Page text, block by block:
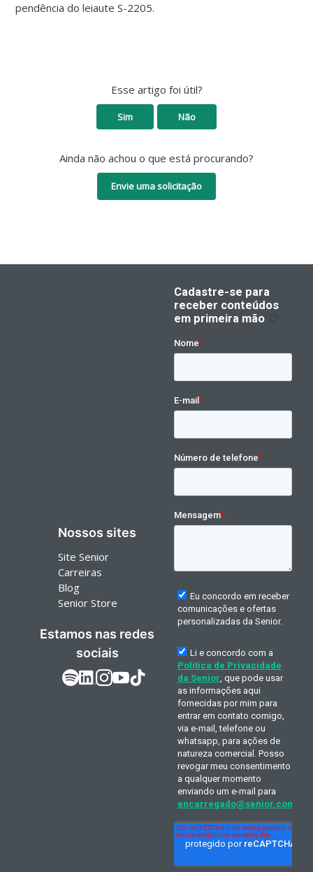
pendência do leiaute S-2205.
Esse artigo foi útil?
Sim Não
Ainda não achou o que está procurando?
Envie uma solicitação
Nossos sites
Site Senior
Carreiras
Blog
Senior Store
Estamos nas redes
sociais